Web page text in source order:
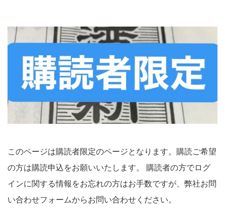
このページは購読者限定のページとなります。購読ご希望
の方は購読申込をお願いいたします。 購読者の方でログ
インに関する情報をお忘れの方はお手数ですが、弊社お問
い合わせフォームからお問い合わせください。